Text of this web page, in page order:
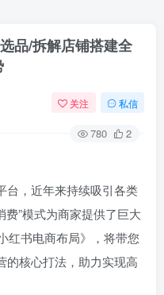
品/拆解店铺搭建全
关注 私信
780 2
台，近年来持续吸引各类
”模式为商家提供了巨大
红书电商布局》，将带您
的核心打法，助力实现高